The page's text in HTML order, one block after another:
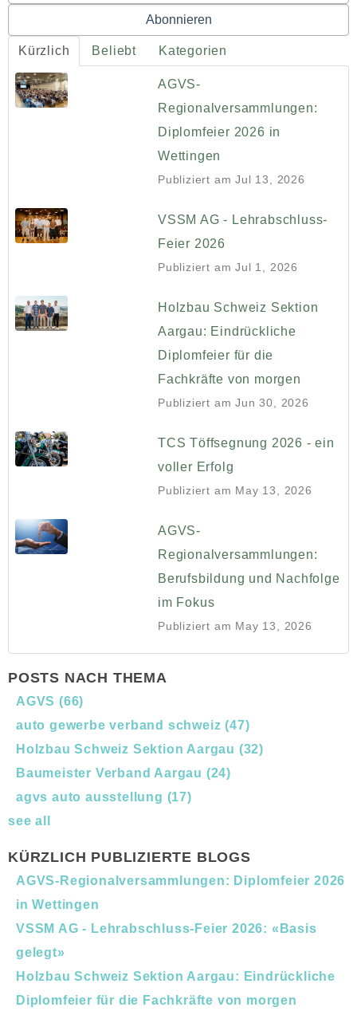
Kürzlich Beliebt Kategorien
AGVS-
Regionalversammlungen:
Diplomfeier 2026 in
Wettingen
Publiziert am Jul 13, 2026
VSSM AG - Lehrabschluss-
Feier 2026
Publiziert am Jul 1, 2026
Holzbau Schweiz Sektion
Aargau: Eindrückliche
Diplomfeier für die
Fachkräfte von morgen
Publiziert am Jun 30, 2026
TCS Töffsegnung 2026 - ein
voller Erfolg
Publiziert am May 13, 2026
AGVS-
Regionalversammlungen:
Berufsbildung und Nachfolge
im Fokus
Publiziert am May 13, 2026
POSTS NACH THEMA
AGVS (66)
auto gewerbe verband schweiz(47)
Holzbau Schweiz Sektion Aargau (32)
Baumeister Verband Aargau (24)
agvs auto ausstellung (17)
see all
KÜRZLICH PUBLIZIERTE BLOGS
AGVS-Regionalversammlungen: Diplomfeier 2026
in Wettingen
VSSM AG - Lehrabschluss-Feier 2026: «Basis
gelegt»
Holzbau Schweiz Sektion Aargau: Eindrückliche
Diplomfeier für die Fachkräfte von morgen